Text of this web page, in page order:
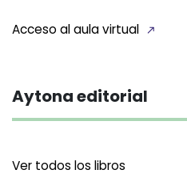
Acceso al aula virtual
Aytona editorial
Ver todos los libros